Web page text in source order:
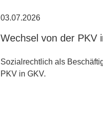
03.07.2026
Wechsel von der PKV
Sozialrechtlich als
PKV in GKV.